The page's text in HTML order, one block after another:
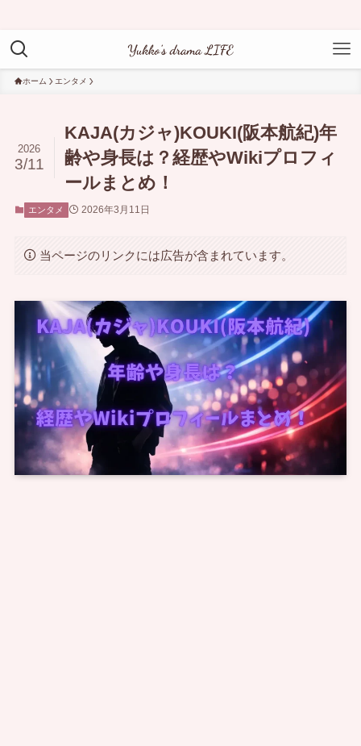
ホーム エンタメ
KAJA(カジャ)KOUKI(阪本航紀)年
齢や身長は？経歴やWikiプロフィ
ールまとめ！
2026
3/11
エンタメ 2026年3月11日
当ページのリンクには広告が含まれています。